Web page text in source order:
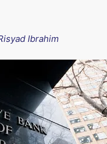
Ibrahim